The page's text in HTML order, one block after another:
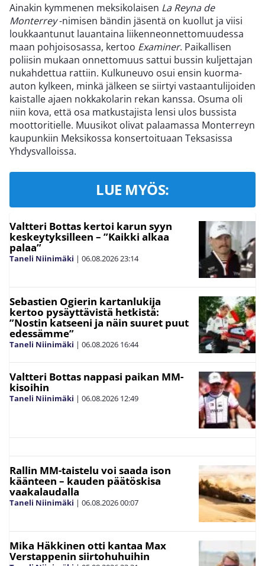
Ainakin kymmenen meksikolaisen La Reyna de
Monterrey-nimisen bändin jäsentä on kuollut ja viisi
loukkaantunut lauantaina liikenneonnettomuudessa
maan pohjoisosassa, kertoo Examiner. Paikallisen
poliisin mukaan onnettomuus sattui bussin kuljettajan
nukahdettua rattiin. Kulkuneuvo osui ensin kuorma-
auton kylkeen, minkä jälkeen se siirtyi vastaantulijoiden
kaistalle ajaen nokkakolarin rekan kanssa. Osuma oli
niin kova, että osa matkustajista lensi ulos bussista
moottoritielle. Muusikot olivat palaamassa Monterreyn
kaupunkiin Meksikossa konsertoituaan Teksasissa
Yhdysvalloissa.
LUE MYÖS:
Valtteri Bottas kertoi karun syyn
keskeytyksilleen – ”Kaikki alkaa
palaa”
Taneli Niinimäki | 06.08.202623:14
Sebastien Ogierin kartanlukija
kertoo pysäyttävistä hetkistä:
”Nostin katseeni ja näin suuret puut
edessämme”
Taneli Niinimäki | 06.08.2026 16:44
Valtteri Bottas nappasi paikan MM-
kisoihin
Taneli Niinimäki | 06.08.2026 12:49
Rallin MM-taistelu voi saada ison
käänteen – kauden päätöskisa
vaakalaudalla
Taneli Niinimäki | 06.08.202600:07
Mika Häkkinen otti kantaa Max
Verstappenin siirtohuhuihin